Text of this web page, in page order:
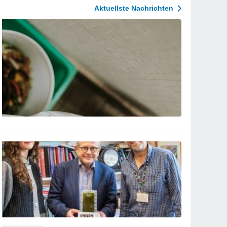
Aktuellste Nachrichten